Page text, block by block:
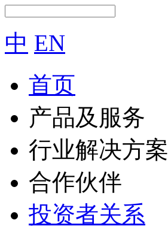
中 EN
首页
产品及服务
行业解决方案
合作伙伴
投资者关系